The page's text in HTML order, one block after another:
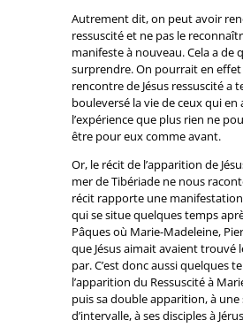
Autrement dit, on peut avoir
ressuscité et ne pas le
manifeste à nouveau. Cela a de
surprendre. On pourrait en effet
rencontre de Jésus ressuscité a
bouleversé la vie de ceux qui en
l’expérience que plus rien ne
être pour eux comme avant.
Or, le récit de l’apparition de
mer de Tibériade ne nous
récit rapporte une
qui se situe quelques temps
Pâques où Marie-Madeleine,
que Jésus aimait avaient trouvé
par. C’est donc aussi quelques
l’apparition du Ressuscité à
puis sa double apparition, à une
d’intervalle, à ses disciples à